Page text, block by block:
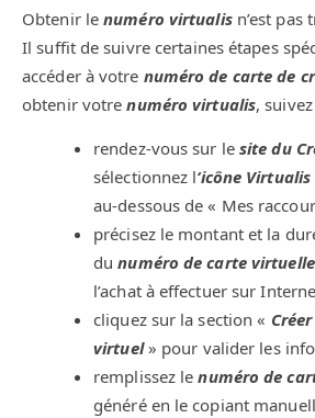
Obtenir lenuméro virtualisn’est pas
Il suffit de suivre certaines étapes
accéder à votre numéro de carte de
obtenir votrenuméro virtualis,
rendez-vous sur le site du
sélectionnez l‘icône Virtualis
au-dessous de « Mes
précisez le montant et la
dunuméro de carte virtuelle
l’achat à effectuer sur
cliquez sur la section «
virtuel» pour valider les
remplissez lenuméro de
généré en le copiant